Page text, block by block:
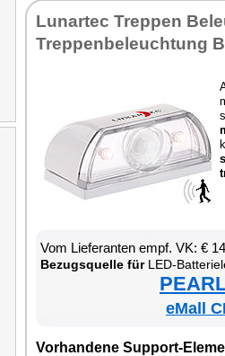
Lun­ar­tec Trep­pen
Trep­pen­be­leuch­tung
Vom Lie­fe­ran­ten empf. VK: €
Be­zugs­quel­le fürLED-
eMall
Vor­han­de­ne Sup­port-